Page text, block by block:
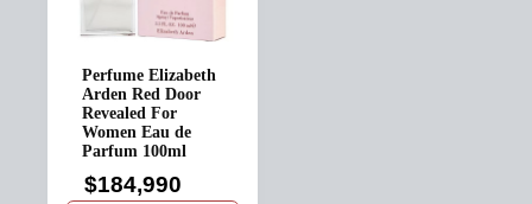
Perfume Elizabeth
Arden Red Door
Revealed For
Women Eau de
Parfum 100ml
$184,990